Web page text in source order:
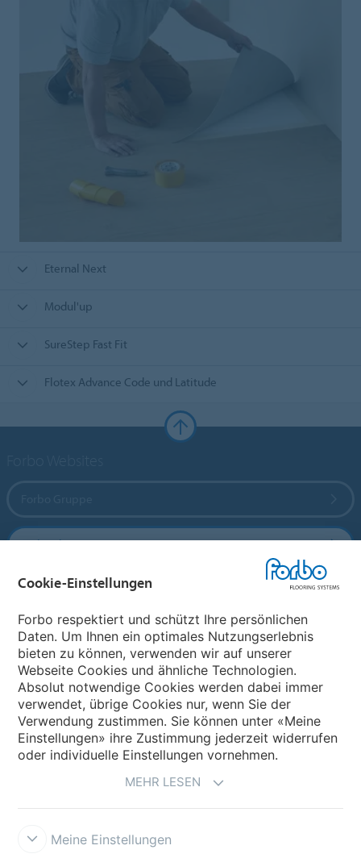
Eternal Next
Modul'up
SureStep Fast Fit
Flotex Advance Code und Latitude
Forbo Flooring Systems
Forbo Movement Systems
Land auswählen
Land auswählen
Cookie-Einstellungen
Forbo respektiert und schützt Ihre persönlichen
Daten. Um Ihnen ein optimales Nutzungserlebnis
bieten zu können, verwenden wir auf unserer
Webseite Cookies und ähnliche Technologien.
Absolut notwendige Cookies werden dabei immer
verwendet, übrige Cookies nur, wenn Sie der
Verwendung zustimmen. Sie können unter «Meine
Einstellungen» ihre Zustimmung jederzeit widerrufen
oder individuelle Einstellungen vornehmen.
MEHR LESEN
Meine Einstellungen